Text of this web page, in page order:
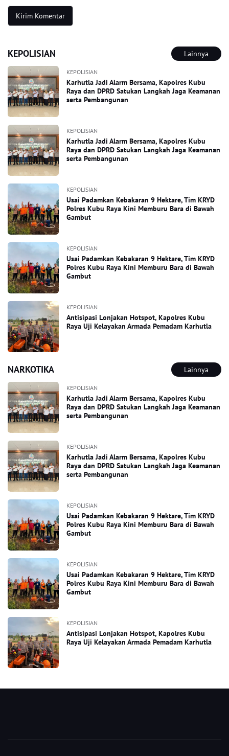
KEPOLISIAN Lainnya
KEPOLISIAN
Karhutla Jadi Alarm Bersama, Kapolres Kubu
Raya dan DPRD Satukan Langkah Jaga Keamanan
serta Pembangunan
KEPOLISIAN
Karhutla Jadi Alarm Bersama, Kapolres Kubu
Raya dan DPRD Satukan Langkah Jaga Keamanan
serta Pembangunan
KEPOLISIAN
Usai Padamkan Kebakaran 9 Hektare, Tim KRYD
Polres Kubu Raya Kini Memburu Bara di Bawah
Gambut
KEPOLISIAN
Usai Padamkan Kebakaran 9 Hektare, Tim KRYD
Polres Kubu Raya Kini Memburu Bara di Bawah
Gambut
KEPOLISIAN
Antisipasi Lonjakan Hotspot, Kapolres Kubu
Raya Uji Kelayakan Armada Pemadam Karhutla
NARKOTIKA Lainnya
KEPOLISIAN
Karhutla Jadi Alarm Bersama, Kapolres Kubu
Raya dan DPRD Satukan Langkah Jaga Keamanan
serta Pembangunan
KEPOLISIAN
Karhutla Jadi Alarm Bersama, Kapolres Kubu
Raya dan DPRD Satukan Langkah Jaga Keamanan
serta Pembangunan
KEPOLISIAN
Usai Padamkan Kebakaran 9 Hektare, Tim KRYD
Polres Kubu Raya Kini Memburu Bara di Bawah
Gambut
KEPOLISIAN
Usai Padamkan Kebakaran 9 Hektare, Tim KRYD
Polres Kubu Raya Kini Memburu Bara di Bawah
Gambut
KEPOLISIAN
Antisipasi Lonjakan Hotspot, Kapolres Kubu
Raya Uji Kelayakan Armada Pemadam Karhutla